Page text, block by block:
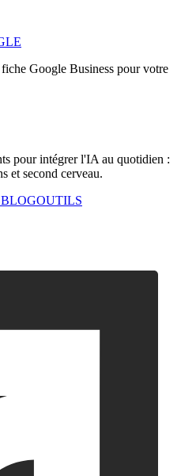
Google Business pour votre
pour intégrer l'IA au quotidien :
et second cerveau.
BLOGOUTILS